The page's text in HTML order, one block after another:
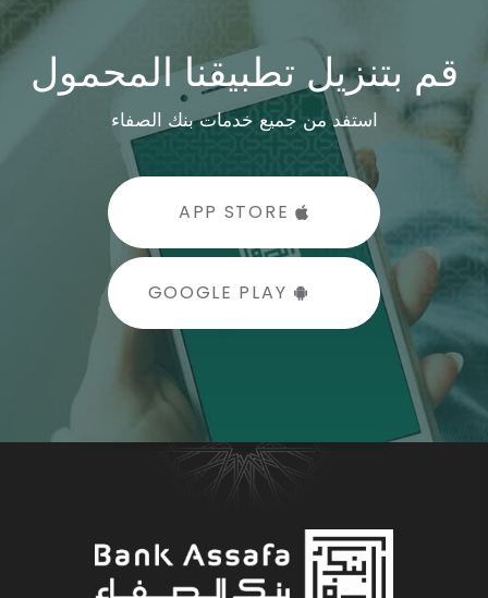
قم بتنزيل تطبيقنا المحمول
استفد من جميع خدمات بنك الصفاء